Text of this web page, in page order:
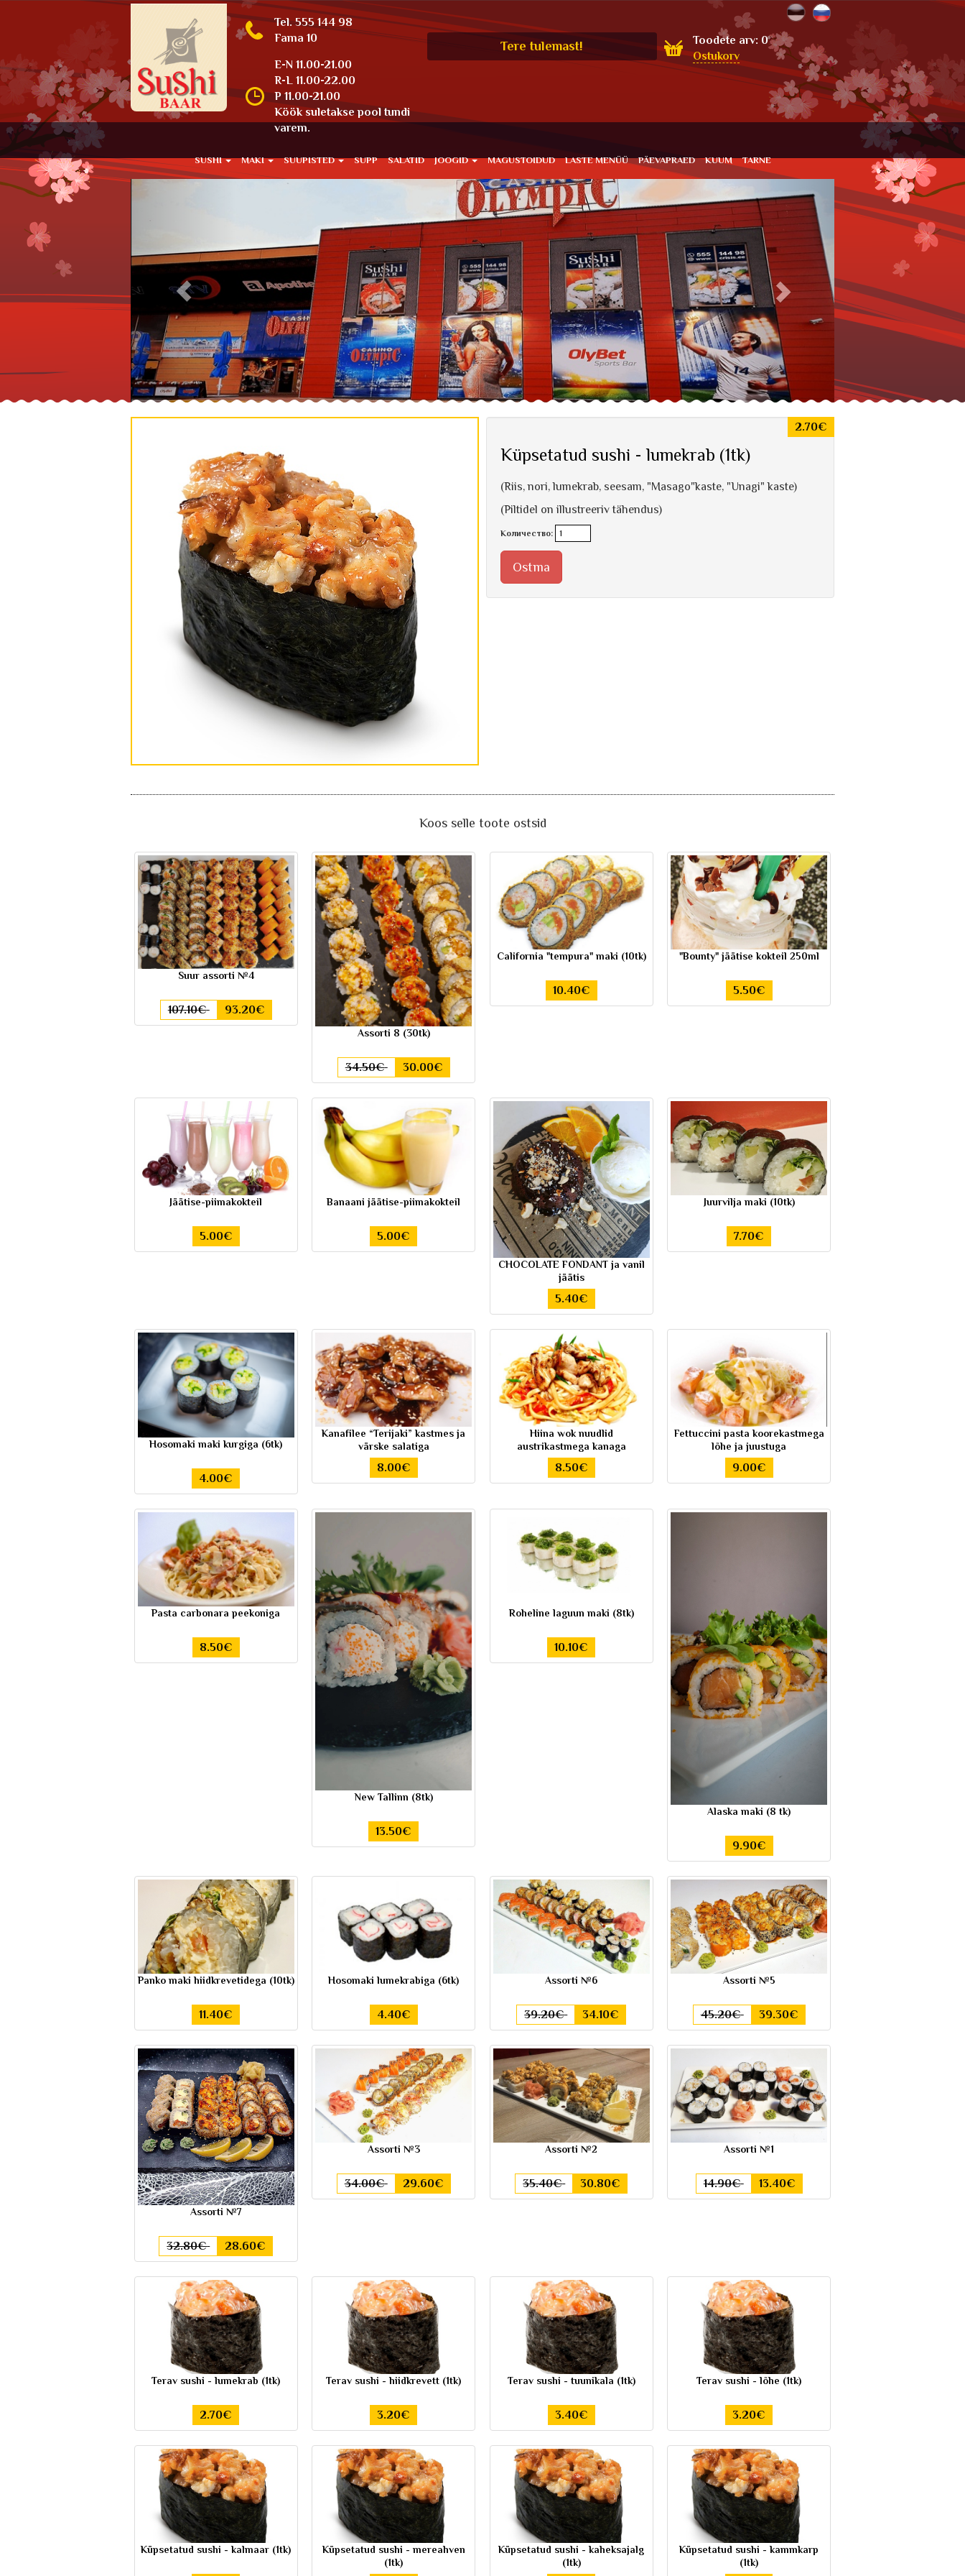
Tel. 555 144 98
Fama 10
E-N 11.00-21.00
R-L 11.00-22.00
P 11.00-21.00
Köök suletakse pool tundi
varem.
Tere tulemast! Toodete arv: 0
Ostukorv
SUSHI MAKI SUUPISTED SUPP SALATID JOOGID MAGUSTOIDUD LASTE MENÜÜ PÄEVAPRAED KUUM TARNE
Küpsetatud sushi - lumekrab (1tk)
2.70€
(Riis, nori, lumekrab, seesam, "Masago"kaste, "Unagi" kaste)
(Piltidel on illustreeriv tähendus)
Количество:
Ostma
Koos selle toote ostsid
Suur assorti №4
107.10€ 93.20€
Assorti 8 (30tk)
34.50€ 30.00€
California "tempura" maki (10tk)
10.40€
"Bounty" jäätise kokteil 250ml
5.50€
Jäätise-piimakokteil
5.00€
Banaani jäätise-piimakokteil
5.00€
CHOCOLATE FONDANT ja vanil
jäätis
5.40€
Juurvilja maki (10tk)
7.70€
Hosomaki maki kurgiga (6tk)
4.00€
Kanafilee “Terijaki” kastmes ja
värske salatiga
8.00€
Hiina wok nuudlid
austrikastmega kanaga
8.50€
Fettuccini pasta koorekastmega
lõhe ja juustuga
9.00€
Pasta carbonara peekoniga
8.50€
New Tallinn (8tk)
13.50€
Roheline laguun maki (8tk)
10.10€
Alaska maki (8 tk)
9.90€
Panko maki hiidkrevetidega (10tk)
11.40€
Hosomaki lumekrabiga (6tk)
4.40€
Assorti №6
39.20€ 34.10€
Assorti №5
45.20€ 39.30€
Assorti №7
32.80€ 28.60€
Assorti №3
34.00€ 29.60€
Assorti №2
35.40€ 30.80€
Assorti №1
14.90€ 13.40€
Terav sushi - lumekrab (1tk)
2.70€
Terav sushi - hiidkrevett (1tk)
3.20€
Terav sushi - tuunikala (1tk)
3.40€
Terav sushi - lõhe (1tk)
3.20€
Küpsetatud sushi - kalmaar (1tk)
Küpsetatud sushi - mereahven
(1tk)
Küpsetatud sushi - kaheksajalg
(1tk)
Küpsetatud sushi - kammkarp
(1tk)